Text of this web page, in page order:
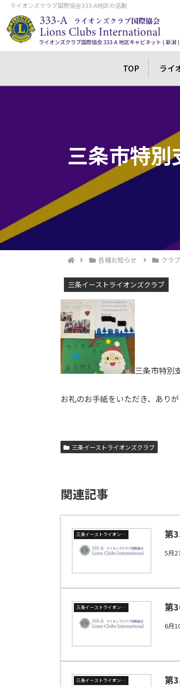
ライオンズクラブ国際協会333-A地区の活動
TOP ライ
三条市特別
各種お知らせ クラ
三条イーストライオンズクラブ
三条市特別
お礼のお手紙をいただき、ありが
三条イーストライオンズクラブ
関連記事
三条イーストライオンズクラブ 第
5月
三条イーストライオンズクラブ 第
6月
三条イーストライオンズクラブ 第